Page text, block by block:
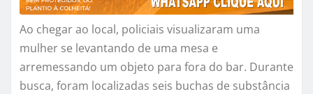
Ao chegar ao local, policiais visualizaram uma
mulher se levantando de uma mesa e
arremessando um objeto para fora do bar. Durante
busca, foram localizadas seis buchas de substância